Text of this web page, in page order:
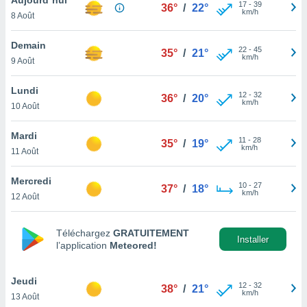
et
»,
au
vous
qu'ils
ou
le
ainsi
un
la
du
8 Août
36° / 22° 17- 39
km/h
Demain
9 Août
35° / 21° 22- 45
km/h
Lundi
10 Août
36° / 20° 12- 32
km/h
Mardi
11 Août
35° / 19° 11 - 28
km/h
Mercredi
12 Août
37° / 18° 10- 27
km/h
Téléchargez GRATUITEMENT
l’application Meteored!
Installer
Jeudi
13 Août
38° / 21° 12- 32
km/h